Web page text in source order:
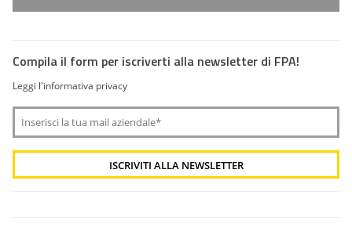
Compila il form per iscriverti alla newsletter di FPA!
Leggi l'informativa privacy